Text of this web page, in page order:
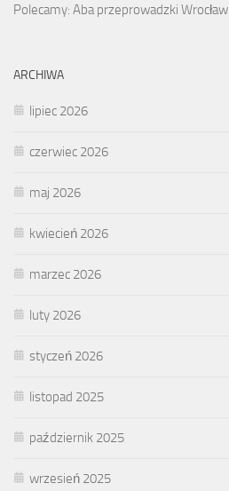
Polecamy: Aba przeprowadzki Wrocław
ARCHIWA
lipiec 2026
czerwiec 2026
maj 2026
kwiecień 2026
marzec 2026
luty 2026
styczeń 2026
listopad 2025
październik 2025
wrzesień 2025